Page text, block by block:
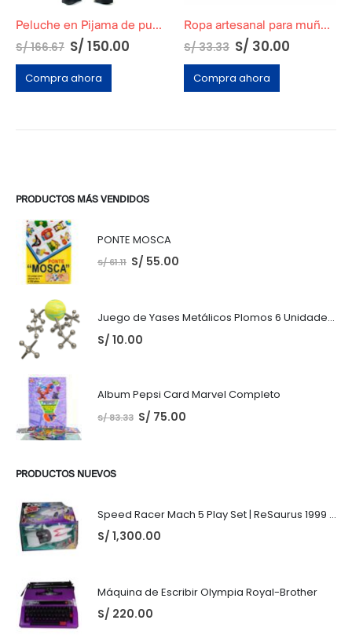
Peluche en Pijama de puntos
S/166.67 S/ 150.00
Compra ahora
Ropa artesanal para muñeco vintage tipo orejón (compatible con Topo Gigio)
S/33.33 S/ 30.00
Compra ahora
PRODUCTOS MÁS VENDIDOS
PONTE MOSCA
S/61.11 S/ 55.00
Juego de Yases Metálicos Plomos 6 Unidades + Pelota de Goma (En Bolsita Lista para Regalar)
S/ 10.00
Album Pepsi Card Marvel Completo
S/83.33 S/ 75.00
PRODUCTOS NUEVOS
Speed Racer Mach 5 Play Set | ReSaurus 1999 | Meteoro
S/ 1,300.00
Máquina de Escribir Olympia Royal-Brother
S/ 220.00